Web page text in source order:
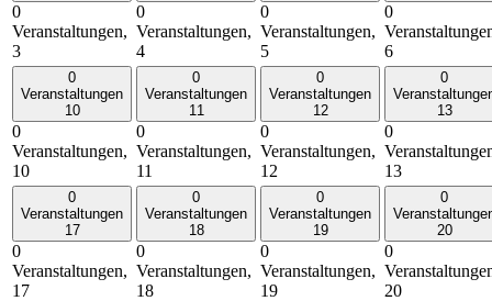
0
Veranstaltungen,
3
0
Veranstaltungen,
4
0
Veranstaltungen,
5
0
6
0
Veranstaltungen
10
0
Veranstaltungen,
10
0
Veranstaltungen
11
0
Veranstaltungen,
11
0
Veranstaltungen
12
0
Veranstaltungen,
12
0
13
0
13
0
Veranstaltungen
17
0
Veranstaltungen,
17
0
Veranstaltungen
18
0
Veranstaltungen,
18
0
Veranstaltungen
19
0
Veranstaltungen,
19
0
20
0
20